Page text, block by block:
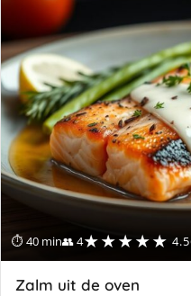
⏱ 40 min👥 4★★★★★
Zalm uit de oven